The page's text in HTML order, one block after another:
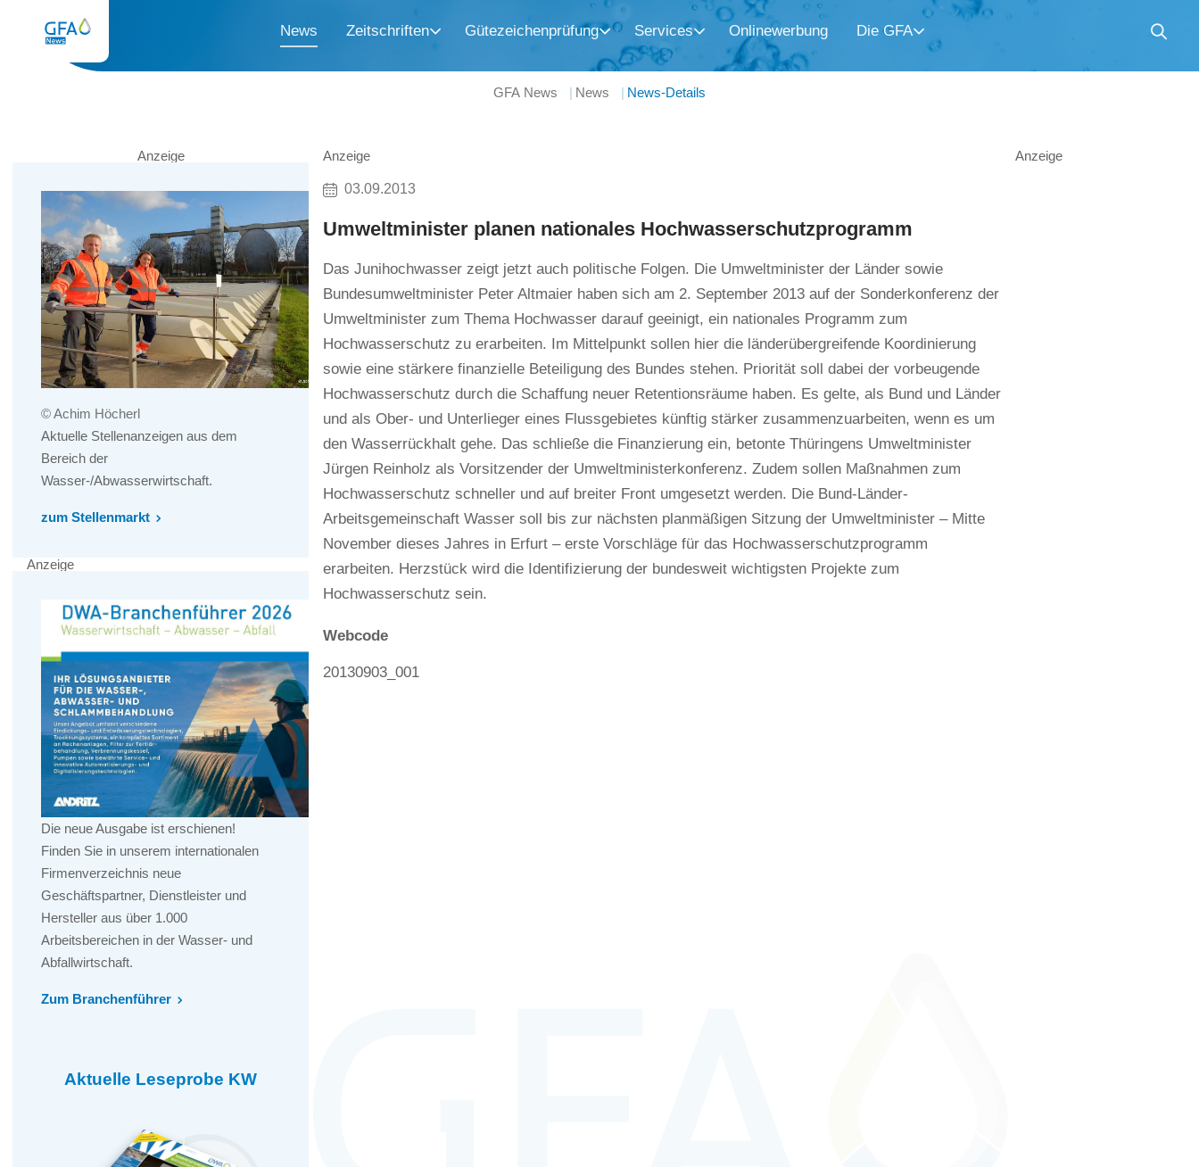
News Zeitschriften Gütezeichenprüfung Services Onlinewerbung Die GFA
GFA News News News-Details
Anzeige
03.09.2013
Umweltminister planen nationales Hochwasserschutzprogramm
Das Junihochwasser zeigt jetzt auch politische Folgen. Die Umweltminister der Länder sowie
Bundesumweltminister Peter Altmaier haben sich am 2. September 2013 auf der Sonderkonferenz der
Umweltminister zum Thema Hochwasser darauf geeinigt, ein nationales Programm zum
Hochwasserschutz zu erarbeiten. Im Mittelpunkt sollen hier die länderübergreifende Koordinierung
sowie eine stärkere finanzielle Beteiligung des Bundes stehen. Priorität soll dabei der vorbeugende
Hochwasserschutz durch die Schaffung neuer Retentionsräume haben. Es gelte, als Bund und Länder
und als Ober- und Unterlieger eines Flussgebietes künftig stärker zusammenzuarbeiten, wenn es um
den Wasserrückhalt gehe. Das schließe die Finanzierung ein, betonte Thüringens Umweltminister
Jürgen Reinholz als Vorsitzender der Umweltministerkonferenz. Zudem sollen Maßnahmen zum
Hochwasserschutz schneller und auf breiter Front umgesetzt werden. Die Bund-Länder-
Arbeitsgemeinschaft Wasser soll bis zur nächsten planmäßigen Sitzung der Umweltminister – Mitte
November dieses Jahres in Erfurt – erste Vorschläge für das Hochwasserschutzprogramm
erarbeiten. Herzstück wird die Identifizierung der bundesweit wichtigsten Projekte zum
Hochwasserschutz sein.
Webcode
20130903_001
Anzeige
© Achim Höcherl
Aktuelle Stellenanzeigen aus dem
Bereich der
Wasser-/Abwasserwirtschaft.
zum Stellenmarkt
Anzeige
Die neue Ausgabe ist erschienen!
Finden Sie in unserem internationalen
Firmenverzeichnis neue
Geschäftspartner, Dienstleister und
Hersteller aus über 1.000
Arbeitsbereichen in der Wasser- und
Abfallwirtschaft.
Zum Branchenführer
Aktuelle Leseprobe KW
Anzeige